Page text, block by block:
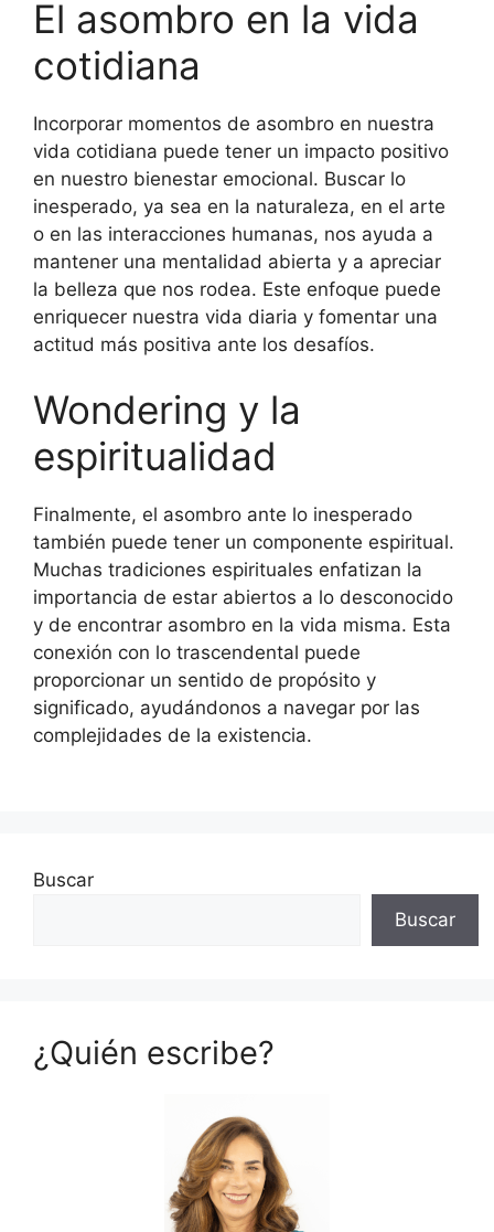
El asombro en la vida
cotidiana
Incorporar momentos de asombro en nuestra
vida cotidiana puede tener un impacto positivo
en nuestro bienestar emocional. Buscar lo
inesperado, ya sea en la naturaleza, en el arte
o en las interacciones humanas, nos ayuda a
mantener una mentalidad abierta y a apreciar
la belleza que nos rodea. Este enfoque puede
enriquecer nuestra vida diaria y fomentar una
actitud más positiva ante los desafíos.
Wondering y la
espiritualidad
Finalmente, el asombro ante lo inesperado
también puede tener un componente espiritual.
Muchas tradiciones espirituales enfatizan la
importancia de estar abiertos a lo desconocido
y de encontrar asombro en la vida misma. Esta
conexión con lo trascendental puede
proporcionar un sentido de propósito y
significado, ayudándonos a navegar por las
complejidades de la existencia.
Buscar
Buscar
¿Quién escribe?